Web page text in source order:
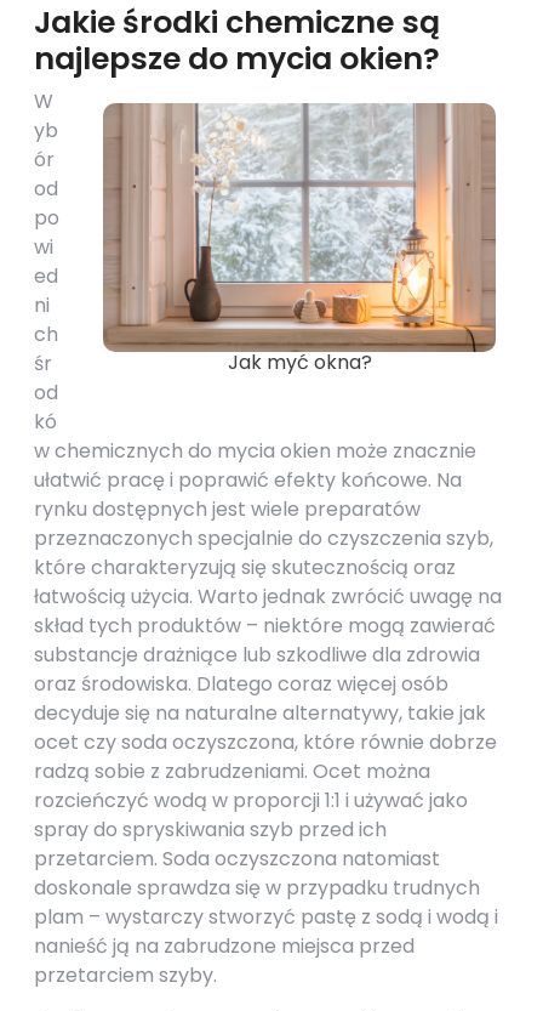
Jakie środki chemiczne są
najlepsze do mycia okien?
Jak myć okna?
W
yb
ór
od
po
wi
ed
ni
ch
śr
od
kó
w chemicznych do mycia okien może znacznie
ułatwić pracę i poprawić efekty końcowe. Na
rynku dostępnych jest wiele preparatów
przeznaczonych specjalnie do czyszczenia szyb,
które charakteryzują się skutecznością oraz
łatwością użycia. Warto jednak zwrócić uwagę na
skład tych produktów – niektóre mogą zawierać
substancje drażniące lub szkodliwe dla zdrowia
oraz środowiska. Dlatego coraz więcej osób
decyduje się na naturalne alternatywy, takie jak
ocet czy soda oczyszczona, które równie dobrze
radzą sobie z zabrudzeniami. Ocet można
rozcieńczyć wodą w proporcji 1:1 i używać jako
spray do spryskiwania szyb przed ich
przetarciem. Soda oczyszczona natomiast
doskonale sprawdza się w przypadku trudnych
plam – wystarczy stworzyć pastę z sodą i wodą i
nanieść ją na zabrudzone miejsca przed
przetarciem szyby.